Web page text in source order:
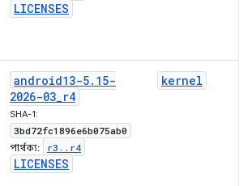
LICENSES
android13-5. 15-
2026-03_r4
SHA-1:
3bd72fc1896e6b075ab0
পার্থক্য: r3 . . r4
LICENSES
kernel